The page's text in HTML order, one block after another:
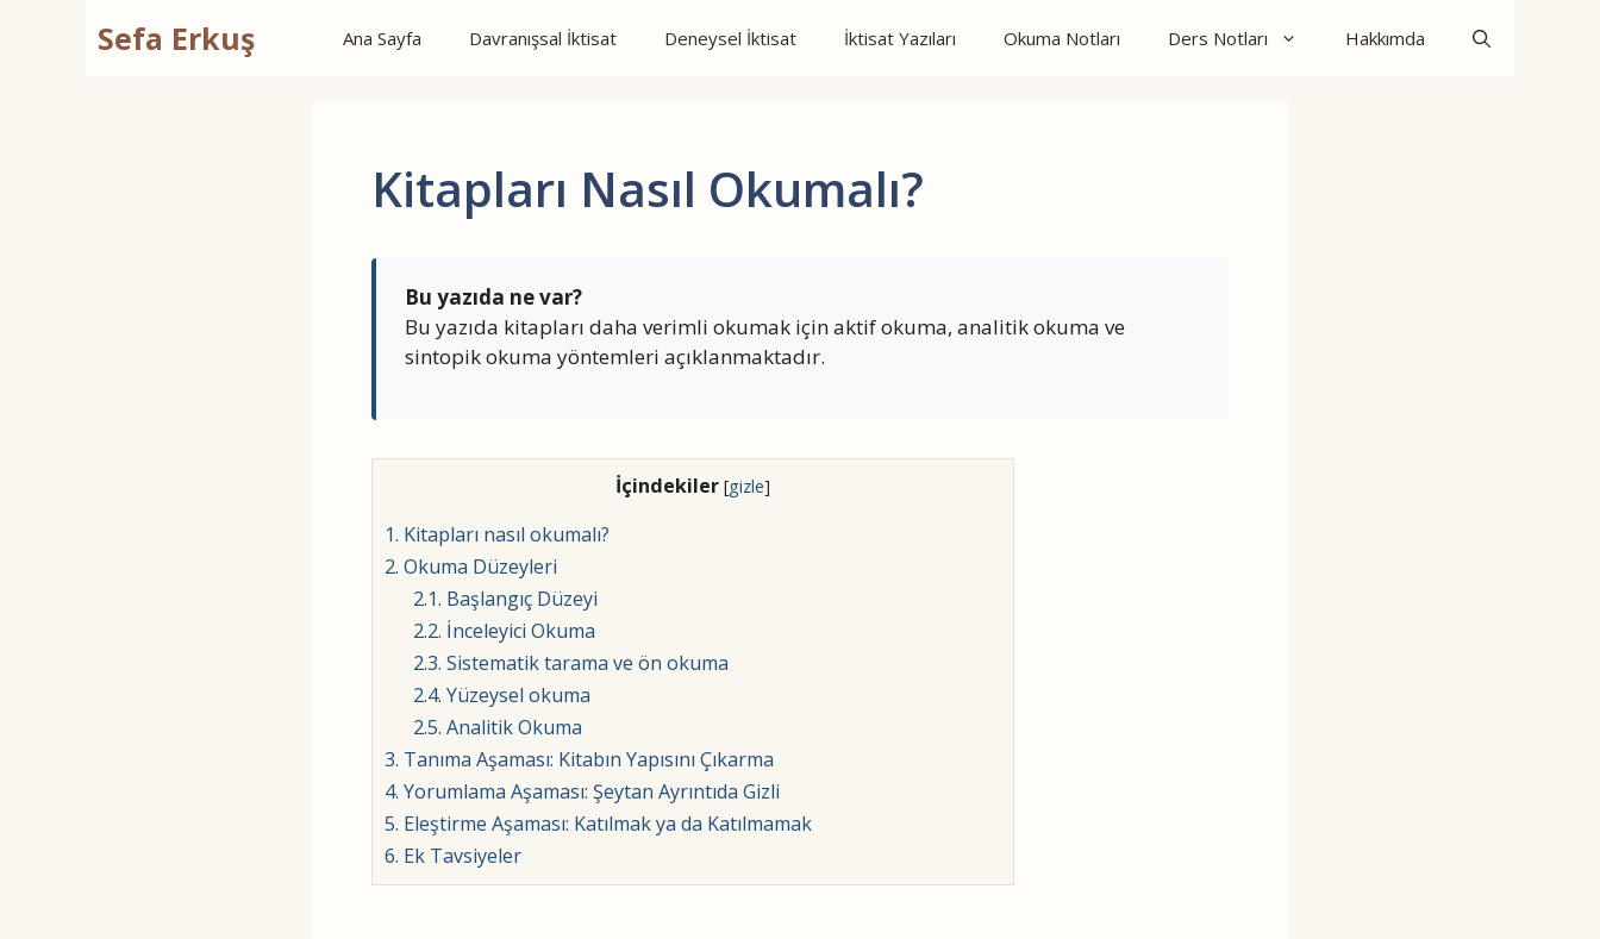
Sefa Erkuş Ana Sayfa Davranışsal İktisat Deneysel İktisat İktisat Yazıları Okuma Notları Ders Notları Hakkımda
Kitapları Nasıl Okumalı?
Bu yazıda ne var?
Bu yazıda kitapları daha verimli okumak için aktif okuma, analitik okuma ve
sintopik okuma yöntemleri açıklanmaktadır.
İçindekiler [gizle]
1. Kitapları nasıl okumalı?
2. Okuma Düzeyleri
2.1. Başlangıç Düzeyi
2.2. İnceleyici Okuma
2.3. Sistematik tarama ve ön okuma
2.4. Yüzeysel okuma
2.5. Analitik Okuma
3. Tanıma Aşaması: Kitabın Yapısını Çıkarma
4. Yorumlama Aşaması: Şeytan Ayrıntıda Gizli
5. Eleştirme Aşaması: Katılmak ya da Katılmamak
6. Ek Tavsiyeler